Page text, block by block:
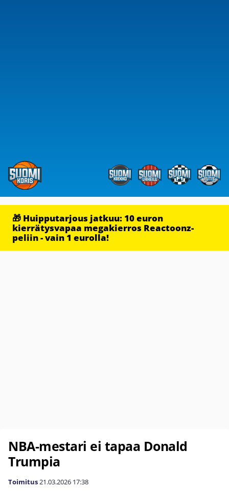
🎁 Huipputarjous jatkuu: 10 euron
kierrätysvapaa megakierros Reactoonz-
peliin - vain 1 eurolla!
NBA-mestari ei tapaa Donald
Trumpia
Toimitus21.03.2026 17:38